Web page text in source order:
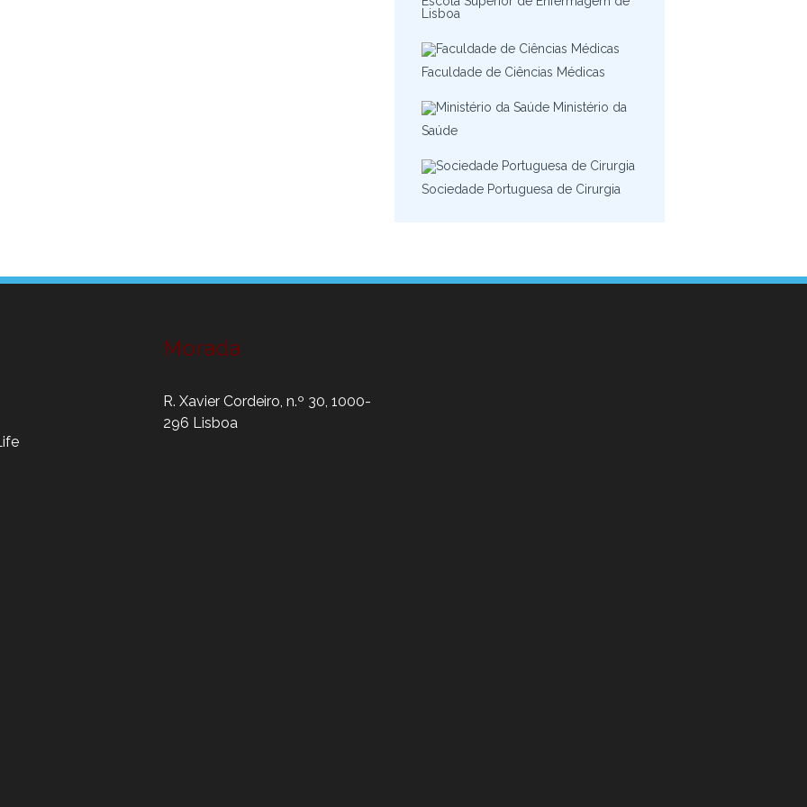
Lisboa
Faculdade de Ciências Médicas
Ministério da
Saúde
Sociedade Portuguesa de Cirurgia
Morada
R. Xavier Cordeiro, n.º 30, 1000-
296 Lisboa